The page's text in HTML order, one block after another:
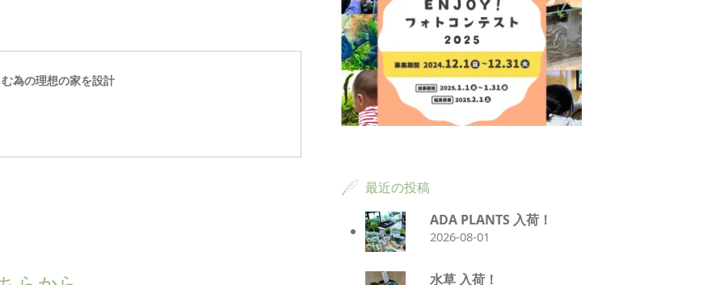
為の理想の家を設計
最近の投稿
ADA PLANTS 入荷！
2026-08-01
水草 入荷！